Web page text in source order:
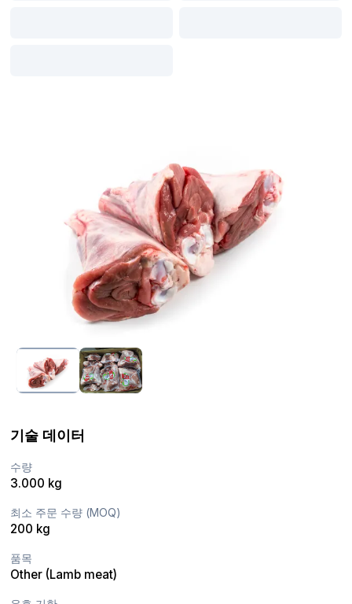
기술 데이터
수량
3.000 kg
최소 주문 수량 (MOQ)
200 kg
품목
Other (Lamb meat)